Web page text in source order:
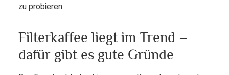
zu probieren.
Filterkaffee liegt im Trend –
dafür gibt es gute Gründe